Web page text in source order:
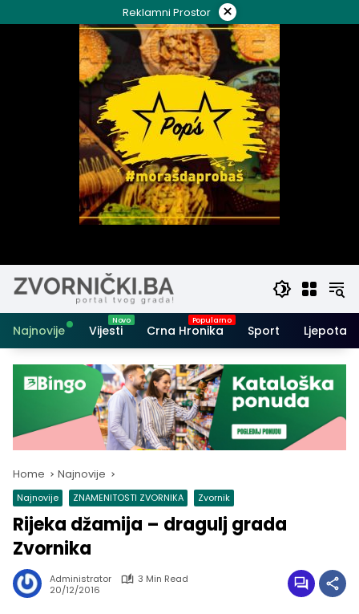
to
Reklamni Prostor ×
Najnovije Vijesti Crna Hronika Sport Ljepota i
Home Najnovije
Najnovije ZNAMENITOSTI ZVORNIKA Zvornik
Rijeka džamija – dragulj grada
Zvornika
Administrator
3 Min Read
20/12/2016